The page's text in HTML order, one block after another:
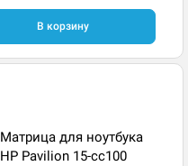
В корзину
Матрица для ноутбука
HP Pavilion 15-cc100